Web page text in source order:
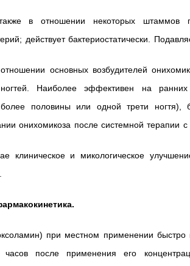
в отношении некоторых штаммов
действует бактериостатически.
основных возбудителей
Наиболее эффективен на
половины или одной трети ногтя),
онихомикоза после системной терапии
клиническое и микологическое
при местном применении
после применения его